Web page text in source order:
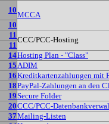
10
MCCA
10
11
CCC/PCC-Hosting
11
14Hosting Plan - "Class"
15ADIM
16Kreditkartenzahlungen mit
18PayPal-Zahlungen an den
19Secure Folder
20CCC/PCC-
37Mailing-Listen